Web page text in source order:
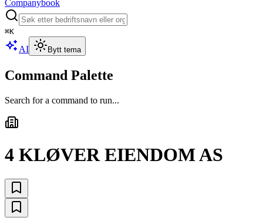
Companybook
⌘K
AI Bytt tema
Command Palette
Search for a command to run...
4 KLØVER EIENDOM AS